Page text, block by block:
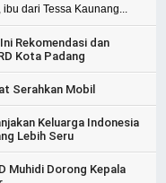
dari Tessa Kaunang...
Rekomendasi dan
Kota Padang
Serahkan Mobil
Keluarga Indonesia
Lebih Seru
Muhidi Dorong Kepala